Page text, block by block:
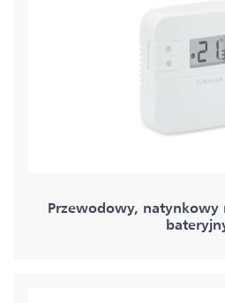
Przewodowy,